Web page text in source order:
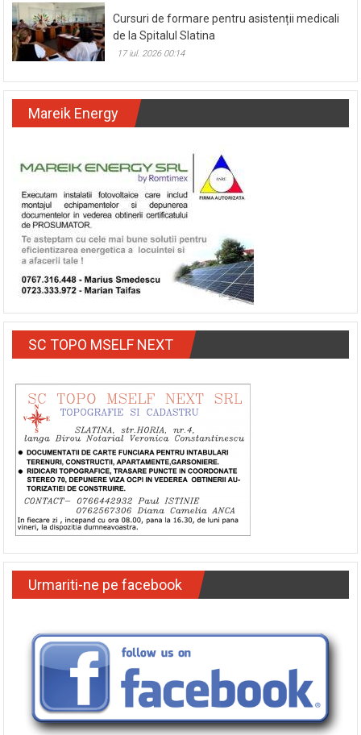
Cursuri de formare pentru asistenții medicali
de la Spitalul Slatina
17 iul. 2026 00:14
Mareik Energy
SC TOPO MSELF NEXT
Urmariti-ne pe facebook